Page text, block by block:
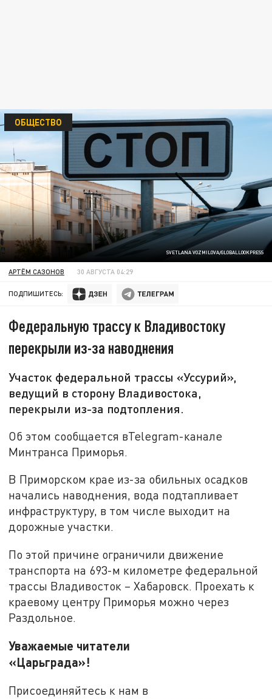
SVETLANA VOZMILOVA/GLOBALLOOKPRESS
ОБЩЕСТВО
АРТЁМ САЗОНОВ 30 АВГУСТА 04:29
ПОДПИШИТЕСЬ:
Федеральную трассу к Владивостоку
перекрыли из-за наводнения
Участок федеральной трассы «Уссурий»,
ведущий в сторону Владивостока,
перекрыли из-за подтопления.
Об этом сообщается вTelegram-канале
Минтранса Приморья.
В Приморском крае из-за обильных осадков
начались наводнения, вода подтапливает
инфраструктуру, в том числе выходит на
дорожные участки.
По этой причине ограничили движение
транспорта на 693-м километре федеральной
трассы Владивосток – Хабаровск. Проехать к
краевому центру Приморья можно через
Раздольное.
Уважаемые читатели
«Царьграда»!
Присоединяйтесь к нам в